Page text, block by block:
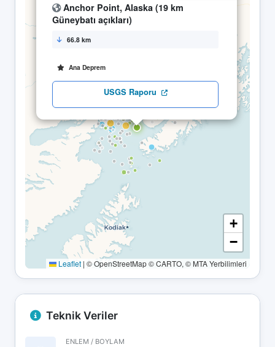
Anchor Point, Alaska (19 km
Güneybatı açıkları)
66.8 km
Ana Deprem
USGS Raporu
+
−
Leaflet | © OpenStreetMap © CARTO, © MTA Yerbilimleri
Teknik Veriler
ENLEM / BOYLAM